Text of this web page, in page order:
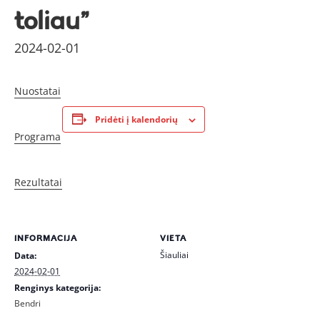
toliau”
2024-02-01
Nuostatai
Programa
Rezultatai
Pridėti į kalendorių
INFORMACIJA
Data:
2024-02-01
Renginys kategorija:
Bendri
VIETA
Šiauliai